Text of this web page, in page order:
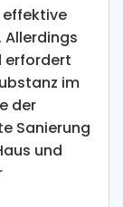
effektive
erfordert
im
der
Sanierung
und